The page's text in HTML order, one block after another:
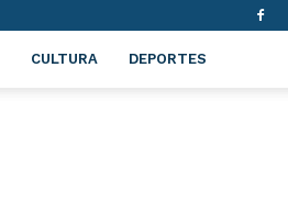
CULTURA DEPORTES